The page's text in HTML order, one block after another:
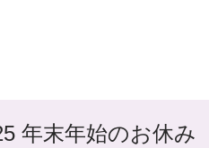
年末年始のお休み